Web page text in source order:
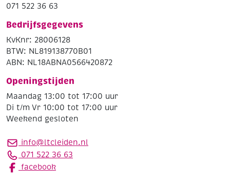
071 522 36 63
Bedrijfsgegevens
KvKnr: 28006128
BTW: NL819138770B01
ABN: NL18ABNA0566420872
Openingstijden
Maandag 13:00 tot 17:00 uur
Di t/m Vr 10:00 tot 17:00 uur
Weekend gesloten
info@ltcleiden.nl
071 522 36 63
facebook